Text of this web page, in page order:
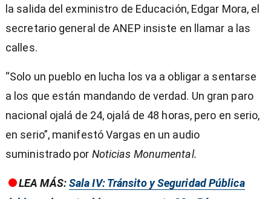
la salida del exministro de Educación, Edgar Mora, el
secretario general de ANEP insiste en llamar a las
calles.
“Solo un pueblo en lucha los va a obligar a sentarse
a los que están mandando de verdad. Un gran paro
nacional ojalá de 24, ojalá de 48 horas, pero en serio,
en serio”, manifestó Vargas en un audio
suministrado por Noticias Monumental.
LEA MÁS:Sala IV: Tránsito y Seguridad Pública